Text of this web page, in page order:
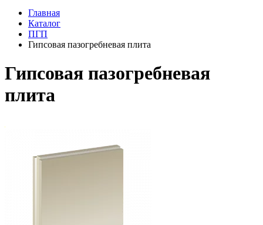
Главная
Каталог
ПГП
Гипсовая пазогребневая плита
Гипсовая пазогребневая
плита